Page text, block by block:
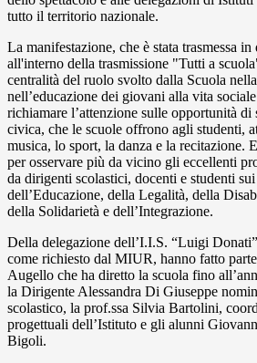
tutto il territorio nazionale.
La manifestazione, che è stata trasmessa in
all'interno della trasmissione "Tutti a
centralità del ruolo svolto dalla Scuola
nell’educazione dei giovani alla vita
richiamare l’attenzione sulle opportunità
civica, che le scuole offrono agli studenti,
musica, lo sport, la danza e la recitazione.
per osservare più da vicino gli eccellenti
da dirigenti scolastici, docenti e studenti
dell’Educazione, della Legalità, della
della Solidarietà e dell’Integrazione.
Della delegazione dell’I.I.S. “Luigi
come richiesto dal MIUR, hanno fatto
Augello che ha diretto la scuola fino
la Dirigente Alessandra Di Giuseppe
scolastico, la prof.ssa Silvia Bartolini,
progettuali dell’Istituto e gli alunni
Bigoli.